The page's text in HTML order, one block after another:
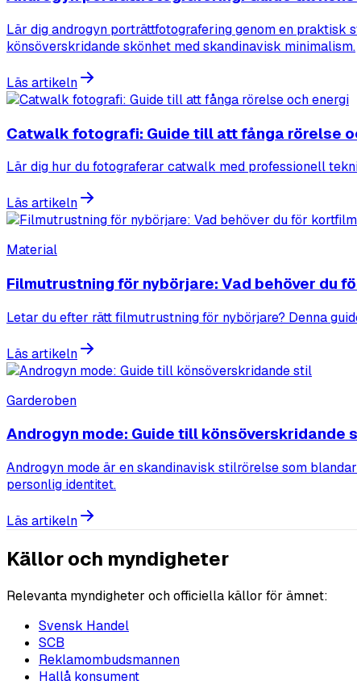
Lär dig androgyn porträttfotografering genom en
könsöverskridande skönhet med skandinavisk minimalism.
Läs artikeln
Catwalk fotografi: Guide till att fånga rörelse
Lär dig hur du fotograferar catwalk med professionell
Läs artikeln
Material
Filmutrustning för nybörjare: Vad behöver du
Letar du efter rätt filmutrustning för nybörjare? Denna
Läs artikeln
Garderoben
Androgyn mode: Guide till könsöverskridande
Androgyn mode är en skandinavisk stilrörelse som
personlig identitet.
Läs artikeln
Källor och myndigheter
Relevanta myndigheter och officiella källor för ämnet:
Svensk Handel
SCB
Reklamombudsmannen
Hallå konsument